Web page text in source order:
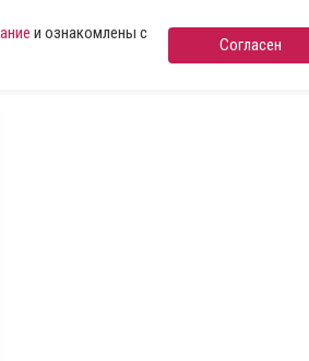
и ознакомлены с
Согласен